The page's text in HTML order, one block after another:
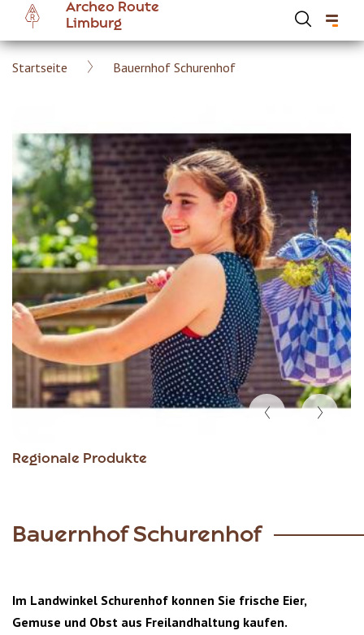
main
content
Archeo Route
Limburg
Breadcrumb
Startseite Bauernhof Schurenhof
Regionale Produkte
Item
Bauernhof Schurenhof
Im Landwinkel Schurenhof konnen Sie frische Eier,
Gemuse und Obst aus Freilandhaltung kaufen.